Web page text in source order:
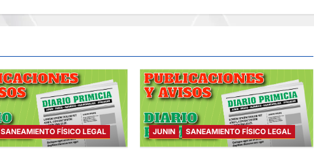
SANEAMIENTO FÍSICO LEGAL JUNIN SANEAMIENTO FÍSICO LEGAL